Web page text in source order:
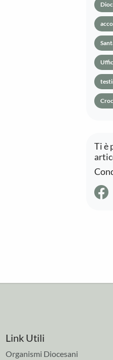
Ti è
Link Utili
Organismi Diocesani